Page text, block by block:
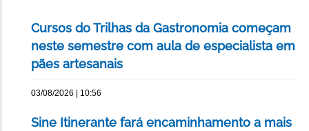
Cursos do Trilhas da Gastronomia começam
neste semestre com aula de especialista em
pães artesanais
03/08/2026 | 10:56
Sine Itinerante fará encaminhamento a mais